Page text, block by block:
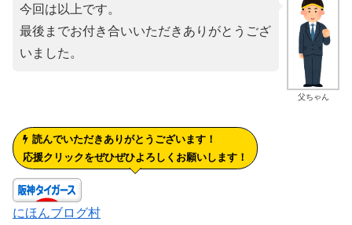
父ちゃん
今回は以上です。
最後までお付き合いいただきありがとうござ
いました。
読んでいただきありがとうございます！
応援クリックをぜひぜひよろしくお願いします！
にほんブログ村